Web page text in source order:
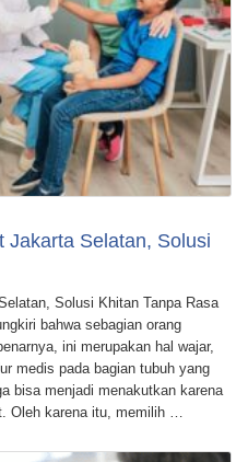
Jakarta Selatan, Solusi
Solusi Khitan Tanpa Rasa
bahwa sebagian orang
ini merupakan hal wajar,
medis pada bagian tubuh yang
bisa menjadi menakutkan karena
Oleh karena itu, memilih …